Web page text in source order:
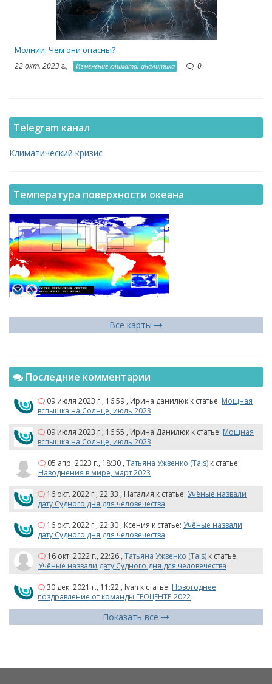
Молнии. Чем они опасны?
22 окт. 2023 г., Изменение климата, аналитика 0
Telegram канал
Климатический кризис
Температура поверхности океана
Все карты
Последние комментарии
09 июля 2023 г., 16:59 , Ирина данилюк к статье: Мощная
вспышка на Солнце, июль 2023
09 июля 2023 г., 16:55 , Ирина Данилюк к статье: Мощная
вспышка на Солнце, июль 2023
05 апр. 2023 г., 18:30 , Татьяна Ужвенко (Tais) к статье:
Наводнения в мире, март 2023
16 окт. 2022 г., 22:33 , Наталия к статье: Учёные назвали
дату Судного дня для человечества
16 окт. 2022 г., 22:30 , Ксения к статье: Учёные назвали
дату Судного дня для человечества
16 окт. 2022 г., 22:26 , Татьяна Ужвенко (Tais) к статье:
Учёные назвали дату Судного дня для человечества
30 дек. 2021 г., 11:22 , Ivan к статье: Новогоднее
поздравление от команды ГЕОЦЕНТР 2022
Показать все